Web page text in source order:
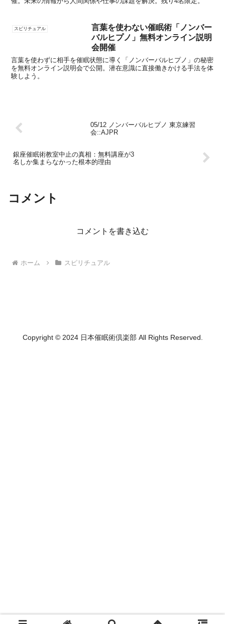
スピリチュアル
言葉を使わない催眠術「ノンバー
バルヒプノ」無料オンライン説明
会開催
言葉を使わずに相手を催眠状態に導く「ノンバーバルヒプノ」の秘密
を無料オンライン説明会で公開。潜在意識に直接働きかける手法を体
験しよう。
05/12 ノンバーバルヒプノ 東京練習
会::AJPR
銀座催眠術教室中止の真相：無料講座が3
名しか集まらなかった根本的理由
コメント
コメントを書き込む
ホーム スピリチュアル
Copyright © 2024 日本催眠術倶楽部 All Rights Reserved.